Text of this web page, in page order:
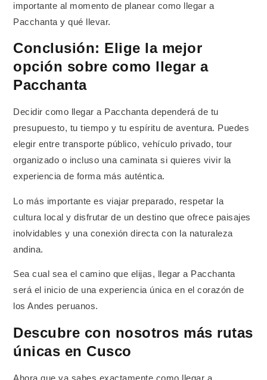
importante al momento de planear como llegar a
Pacchanta y qué llevar.
Conclusión: Elige la mejor
opción sobre como llegar a
Pacchanta
Decidir como llegar a Pacchanta dependerá de tu
presupuesto, tu tiempo y tu espíritu de aventura. Puedes
elegir entre transporte público, vehículo privado, tour
organizado o incluso una caminata si quieres vivir la
experiencia de forma más auténtica.
Lo más importante es viajar preparado, respetar la
cultura local y disfrutar de un destino que ofrece paisajes
inolvidables y una conexión directa con la naturaleza
andina.
Sea cual sea el camino que elijas, llegar a Pacchanta
será el inicio de una experiencia única en el corazón de
los Andes peruanos.
Descubre con nosotros más rutas
únicas en Cusco
Ahora que ya sabes exactamente como llegar a